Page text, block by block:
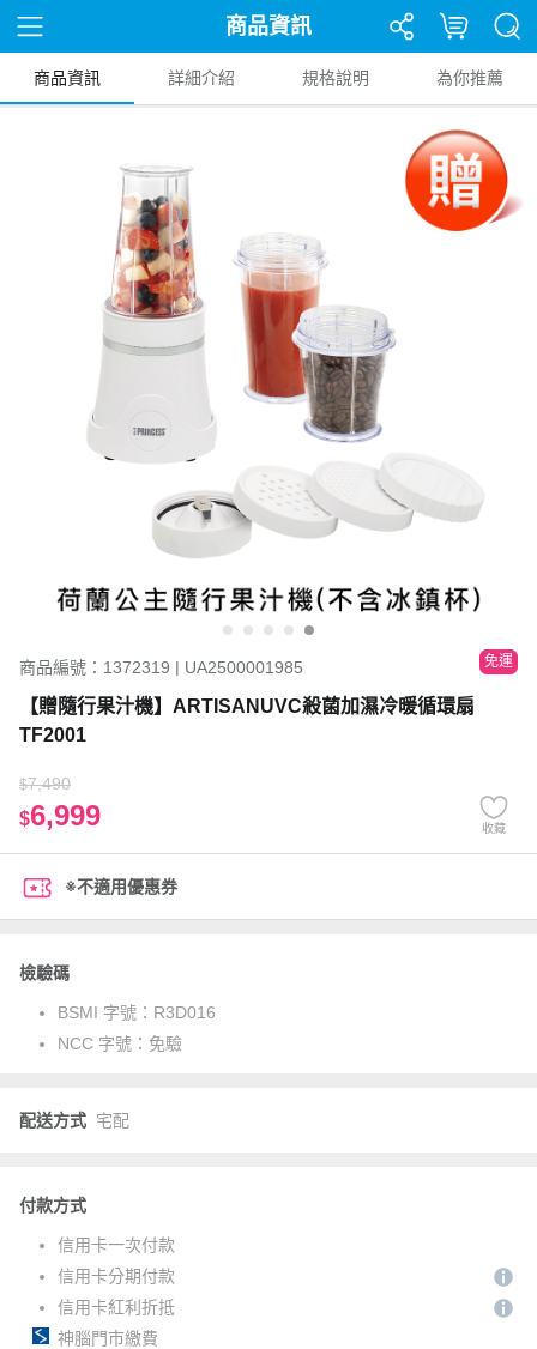
商品資訊
商品資訊 詳細介紹 規格說明 為你推薦
商品編號：1372319 | UA2500001985 免運
【贈隨行果汁機】ARTISANUVC殺菌加濕冷暖循環扇
TF2001
$7,490
$6,999 收藏
※不適用優惠券
檢驗碼
BSMI 字號： R3D016
NCC 字號： 免驗
配送方式 宅配
付款方式
信用卡一次付款
信用卡分期付款
信用卡紅利折抵
神腦門市繳費